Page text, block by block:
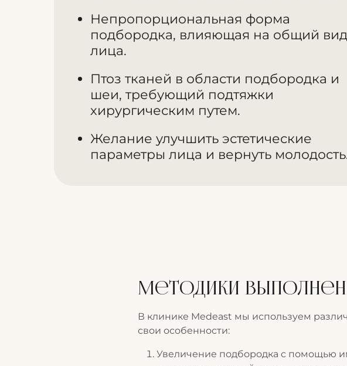
Непропорциональная форма
подбородка, влияющая на общий вид
лица.
Птоз тканей в области подбородка и
шеи, требующий подтяжки
хирургическим путем.
Желание улучшить эстетические
параметры лица и вернуть
Методики
В клинике Medeast мы используем
свои особенности:
Увеличение подбородка с помощью